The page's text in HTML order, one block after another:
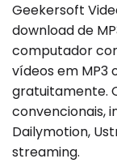
Geekersoft
download de
computador
vídeos em MP3
gratuitamente.
convencionais,
Dailymotion,
streaming.